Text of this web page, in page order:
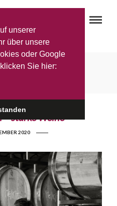
unserer
über unsere
oder Google
Sie hier:
– starke Weine
2020